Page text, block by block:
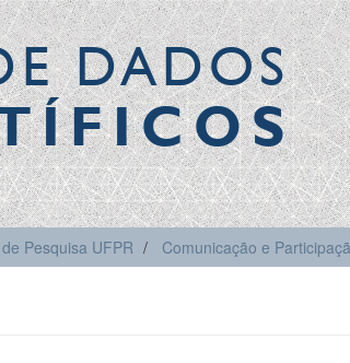
DADOS
Pesquisa UFPR Comunicação e